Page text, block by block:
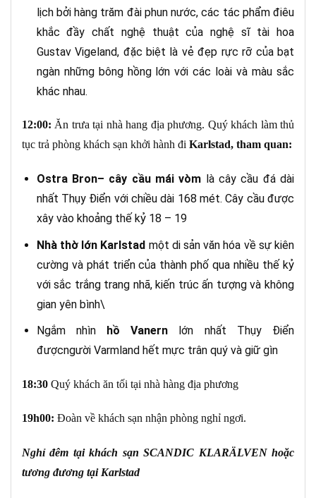
lịch bởi hàng trăm đài phun nước, các tác phẩm điêu
khắc đầy chất nghệ thuật của nghệ sĩ tài hoa
Gustav Vigeland, đặc biệt là vẻ đẹp rực rỡ của bạt
ngàn những bông hồng lớn với các loài và màu sắc
khác nhau.
12:00: Ăn trưa tại nhà hang địa phương. Quý khách làm thủ
tục trả phòng khách sạn khởi hành đi Karlstad, tham quan:
Ostra Bron– cây cầu mái vòm là cây cầu đá dài
nhất Thụy Điển với chiều dài 168 mét. Cây cầu được
xây vào khoảng thế kỷ 18 – 19
Nhà thờ lớn Karlstad một di sản văn hóa về sự kiên
cường và phát triển của thành phố qua nhiều thế kỷ
với sắc trắng trang nhã, kiến trúc ấn tượng và không
gian yên bình\
Ngắm nhìn hồ Vanern lớn nhất Thụy Điển
đượcngười Varmland hết mực trân quý và giữ gìn
18:30 Quý khách ăn tối tại nhà hàng địa phương
19h00: Đoàn về khách sạn nhận phòng nghỉ ngơi.
Nghỉ đêm tại khách sạn SCANDIC KLARÄLVEN hoặc
tương đương tại Karlstad